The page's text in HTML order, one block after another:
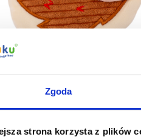
Zgoda
strona korzysta z plików